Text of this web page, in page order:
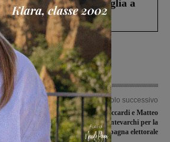
che aveva ucciso la figlia a
Articolo successivo
Regionali: Susanna Ceccardi e Matteo
Salvini a Montevarchi per la
campagna elettorale